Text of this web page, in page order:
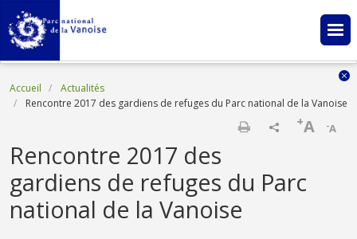
Aller au contenu principal
Fil d'Ariane
Accueil
Actualités
Rencontre 2017 des gardiens de refuges du Parc national de la Vanoise
-A
+A
Rencontre 2017 des
gardiens de refuges du Parc
national de la Vanoise